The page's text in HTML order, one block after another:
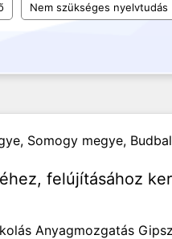
Nem szükséges nyelvtudás
Somogy megye,
felújításához
Anyagmozgatás